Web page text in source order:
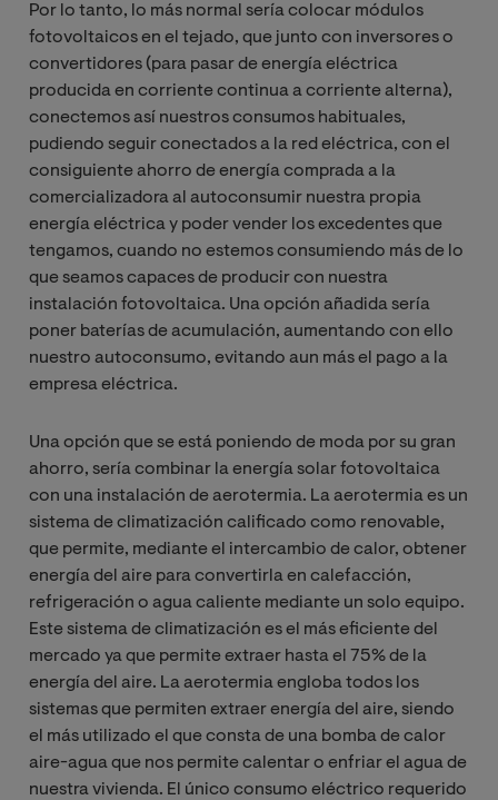
Por lo tanto, lo más normal sería colocar módulos
fotovoltaicos en el tejado, que junto con inversores o
convertidores (para pasar de energía eléctrica
producida en corriente continua a corriente alterna),
conectemos así nuestros consumos habituales,
pudiendo seguir conectados a la red eléctrica, con el
consiguiente ahorro de energía comprada a la
comercializadora al autoconsumir nuestra propia
energía eléctrica y poder vender los excedentes que
tengamos, cuando no estemos consumiendo más de lo
que seamos capaces de producir con nuestra
instalación fotovoltaica. Una opción añadida sería
poner baterías de acumulación, aumentando con ello
nuestro autoconsumo, evitando aun más el pago a la
empresa eléctrica.
Una opción que se está poniendo de moda por su gran
ahorro, sería combinar la energía solar fotovoltaica
con una instalación de aerotermia. La aerotermia es un
sistema de climatización calificado como renovable,
que permite, mediante el intercambio de calor, obtener
energía del aire para convertirla en calefacción,
refrigeración o agua caliente mediante un solo equipo.
Este sistema de climatización es el más eficiente del
mercado ya que permite extraer hasta el 75% de la
energía del aire. La aerotermia engloba todos los
sistemas que permiten extraer energía del aire, siendo
el más utilizado el que consta de una bomba de calor
aire-agua que nos permite calentar o enfriar el agua de
nuestra vivienda. El único consumo eléctrico requerido